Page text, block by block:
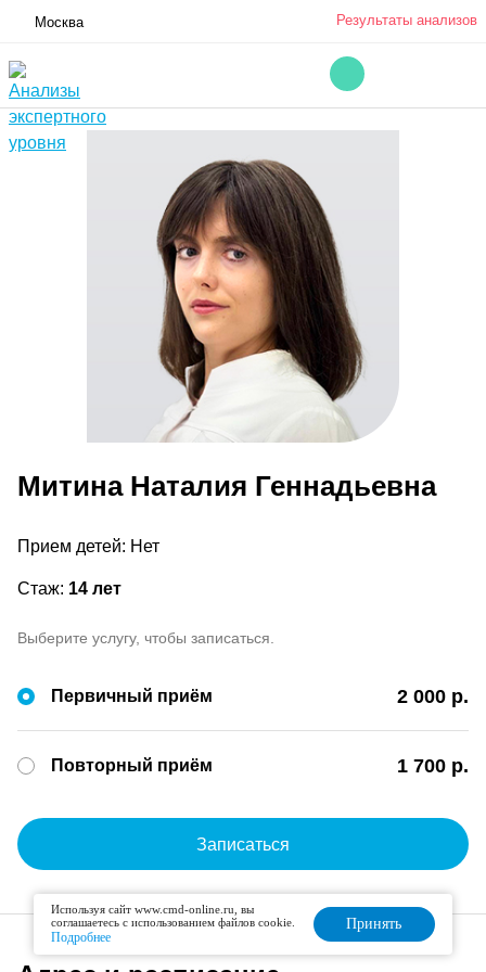
Москва Результаты анализов
Митина Наталия Геннадьевна
Прием детей: Нет
Стаж: 14 лет
Выберите услугу, чтобы записаться.
Первичный приём 2 000 р.
Повторный приём 1 700 р.
Записаться
Используя сайт www.cmd-online.ru, вы
соглашаетесь с использованием файлов cookie.
Подробнее
Принять